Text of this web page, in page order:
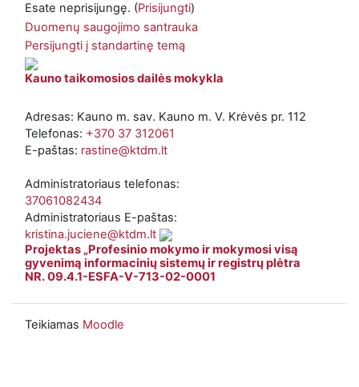
Esate neprisijungę. (Prisijungti)
Duomenų saugojimo santrauka
Persijungti į standartinę temą
Kauno taikomosios dailės mokykla
Adresas: Kauno m. sav. Kauno m. V. Krėvės pr. 112
Telefonas: +370 37 312061
E-paštas: rastine@ktdm.lt
Administratoriaus telefonas:
37061082434
Administratoriaus E-paštas:
kristina.juciene@ktdm.lt
Projektas „Profesinio mokymo ir mokymosi visą
gyvenimą informacinių sistemų ir registrų plėtra
NR. 09.4.1-ESFA-V-713-02-0001
Teikiamas Moodle